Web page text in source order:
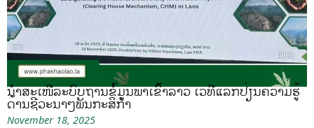
ນຳສະເໜີລະບົບຖານຂໍ້ມູນພາເຂົ້າລາວ ເວທີແລກປ່ຽນຄວາມຮູ້
ດ້ານຊີວະນາໆພັນກະສິກຳ
November 18, 2025